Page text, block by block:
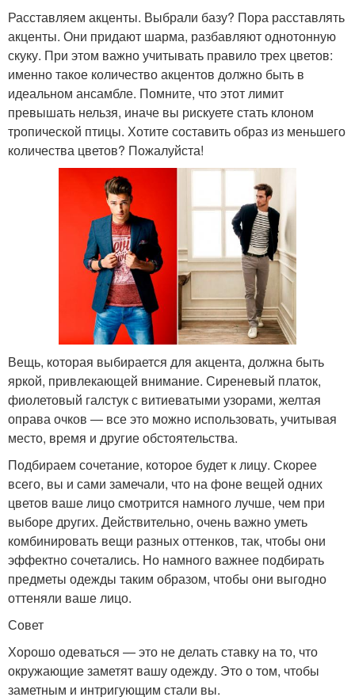
Расставляем акценты. Выбрали базу? Пора расставлять
акценты. Они придают шарма, разбавляют однотонную
скуку. При этом важно учитывать правило трех цветов:
именно такое количество акцентов должно быть в
идеальном ансамбле. Помните, что этот лимит
превышать нельзя, иначе вы рискуете стать клоном
тропической птицы. Хотите составить образ из меньшего
количества цветов? Пожалуйста!
Вещь, которая выбирается для акцента, должна быть
яркой, привлекающей внимание. Сиреневый платок,
фиолетовый галстук с витиеватыми узорами, желтая
оправа очков — все это можно использовать, учитывая
место, время и другие обстоятельства.
Подбираем сочетание, которое будет к лицу. Скорее
всего, вы и сами замечали, что на фоне вещей одних
цветов ваше лицо смотрится намного лучше, чем при
выборе других. Действительно, очень важно уметь
комбинировать вещи разных оттенков, так, чтобы они
эффектно сочетались. Но намного важнее подбирать
предметы одежды таким образом, чтобы они выгодно
оттеняли ваше лицо.
Совет
Хорошо одеваться — это не делать ставку на то, что
окружающие заметят вашу одежду. Это о том, чтобы
заметным и интригующим стали вы.